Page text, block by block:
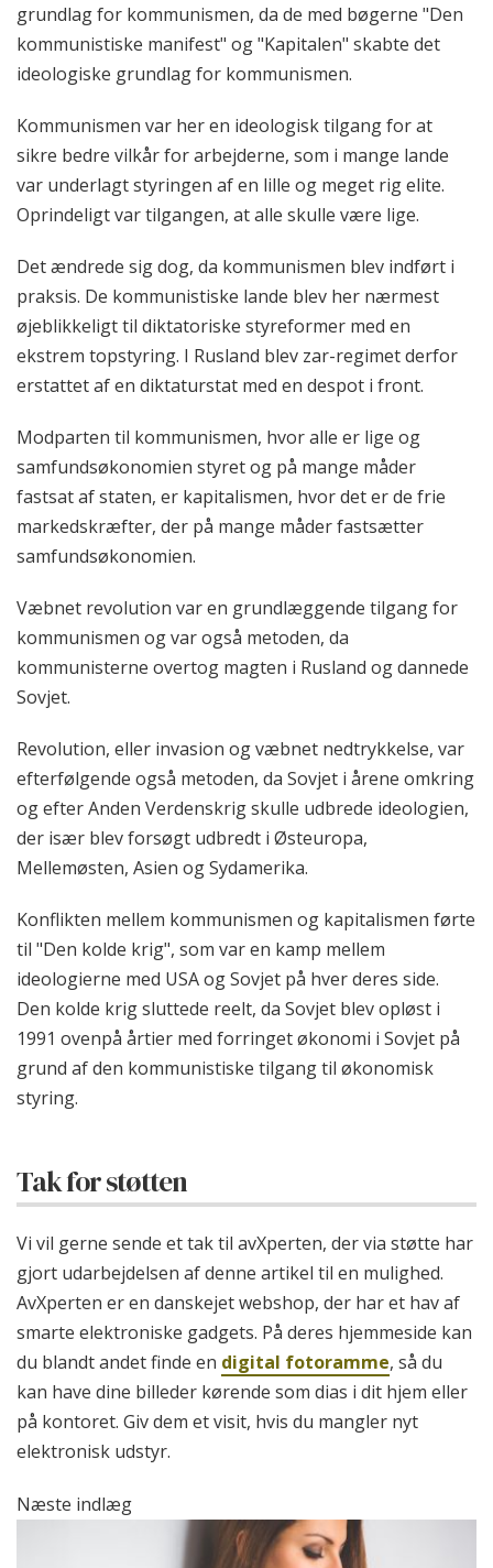
grundlag for kommunismen, da de med bøgerne "Den
kommunistiske manifest" og "Kapitalen" skabte det
ideologiske grundlag for kommunismen.
Kommunismen var her en ideologisk tilgang for at
sikre bedre vilkår for arbejderne, som i mange lande
var underlagt styringen af en lille og meget rig elite.
Oprindeligt var tilgangen, at alle skulle være lige.
Det ændrede sig dog, da kommunismen blev indført i
praksis. De kommunistiske lande blev her nærmest
øjeblikkeligt til diktatoriske styreformer med en
ekstrem topstyring. I Rusland blev zar-regimet derfor
erstattet af en diktaturstat med en despot i front.
Modparten til kommunismen, hvor alle er lige og
samfundsøkonomien styret og på mange måder
fastsat af staten, er kapitalismen, hvor det er de frie
markedskræfter, der på mange måder fastsætter
samfundsøkonomien.
Væbnet revolution var en grundlæggende tilgang for
kommunismen og var også metoden, da
kommunisterne overtog magten i Rusland og dannede
Sovjet.
Revolution, eller invasion og væbnet nedtrykkelse, var
efterfølgende også metoden, da Sovjet i årene omkring
og efter Anden Verdenskrig skulle udbrede ideologien,
der især blev forsøgt udbredt i Østeuropa,
Mellemøsten, Asien og Sydamerika.
Konflikten mellem kommunismen og kapitalismen førte
til "Den kolde krig", som var en kamp mellem
ideologierne med USA og Sovjet på hver deres side.
Den kolde krig sluttede reelt, da Sovjet blev opløst i
1991 ovenpå årtier med forringet økonomi i Sovjet på
grund af den kommunistiske tilgang til økonomisk
styring.
Tak for støtten
Vi vil gerne sende et tak til avXperten, der via støtte har
gjort udarbejdelsen af denne artikel til en mulighed.
AvXperten er en danskejet webshop, der har et hav af
smarte elektroniske gadgets. På deres hjemmeside kan
du blandt andet finde en digital fotoramme, så du
kan have dine billeder kørende som dias i dit hjem eller
på kontoret. Giv dem et visit, hvis du mangler nyt
elektronisk udstyr.
Næste indlæg